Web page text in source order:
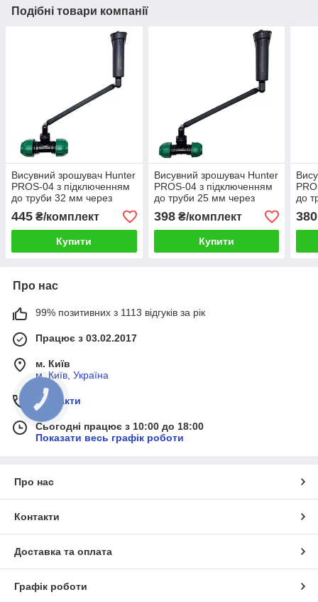
Подібні товари компанії
Висувний зрошувач Hunter
PROS-04 з підключенням
до труби 32 мм через
з'єднання 30 см
445 ₴/комплект
Купити
Висувний зрошувач Hunter
PROS-04 з підключенням
до труби 25 мм через
з'єднання 30 см
398₴/комплект
Купити
до
380
Про нас
99% позитивних з 1113 відгуків за рік
Працює з 03.02.2017
м. Київ
м, Київ, Україна
Контакти
Сьогодні працює з 10:00 до 18:00
Показати весь графік роботи
Про нас
Контакти
Доставка та оплата
Графік роботи
КНОПКА
ЗВ'ЯЗКУ